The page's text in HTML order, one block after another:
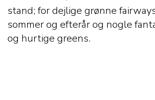
stand; for dejlige grønne
sommer og efterår og nogle
og hurtige greens.